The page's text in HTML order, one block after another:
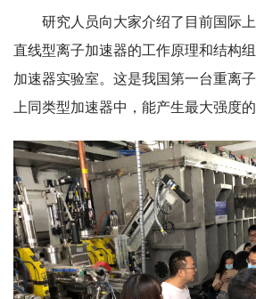
研究人员向大家介绍了目前国际
直线型离子加速器的工作原理和结构
加速器实验室。这是我国第一台重离
上同类型加速器中，能产生最大强度的